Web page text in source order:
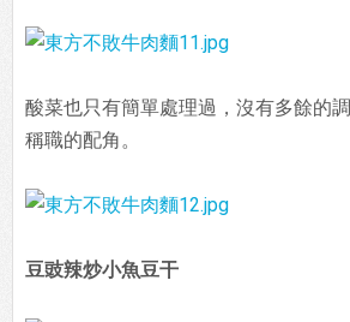
酸菜也只有簡單處理過，沒有多餘的
稱職的配角。
豆豉辣炒小魚豆干